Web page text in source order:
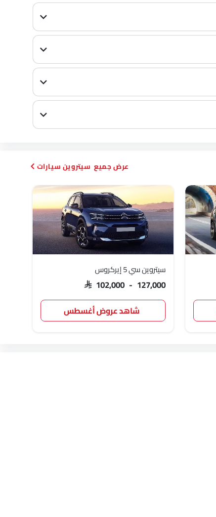
سيتروين سي 5 إيركروس
SAR 102,000 - 127,000
شاهد عروض أغسطس
سيتروين سيارات